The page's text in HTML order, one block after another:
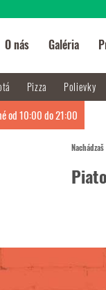
O nás Galéria
Pizza Polievky
od 10:00 do 21:00